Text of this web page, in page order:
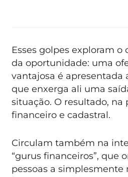
Esses golpes exploram
da oportunidade: uma
vantajosa é apresentada
que enxerga ali uma
situação. O resultado, na
financeiro e cadastral.
Circulam também na
“gurus financeiros”, que
pessoas a simplesmente